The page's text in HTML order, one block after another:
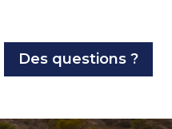
Des questions ?